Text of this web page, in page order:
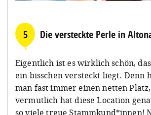
5 Die versteckte Perle in
Eigentlich ist es wirklich schön,
ein bisschen versteckt liegt. Denn
man fast immer einen netten
vermutlich hat diese Location
so viele treue Stammkund*innen!